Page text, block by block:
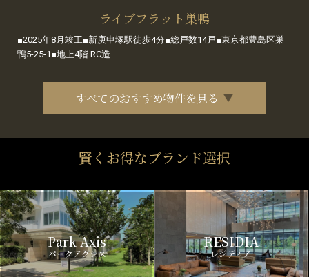
ライブフラット巣鴨
■2025年8月竣工■新庚申塚駅徒歩4分■総戸数14戸■東京都豊島区巣
鴨5-25-1■地上4階 RC造
すべてのおすすめ物件を見る
賢くお得なブランド選択
Park Axis
パークアクシス
RESIDIA
レジディア